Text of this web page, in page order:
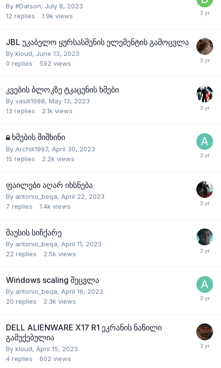
By #Datson, July 8, 2023
12 replies 1.9k views
JBL უკაბელო ყურსასმენის ელემენტის გამოცვლა
By kloud, June 13, 2023
0 replies 592 views
კვების ბლოკზე ტკაცუნის ხმები
By vasili1988, May 13, 2023
13 replies 2.1k views
ხმების შიშხინი
By Archili1997, April 30, 2023
15 replies 2.2k views
ფაილები აღარ იხსნება
By antonio_beqa, April 22, 2023
7 replies 1.4k views
მაუსის სიჩქარე
By antonio_beqa, April 11, 2023
22 replies 2.5k views
Windows scaling შეცვლა
By antonio_beqa, April 16, 2023
20 replies 2.3k views
DELL ALIENWARE X17 R1 ეკრანის ნაწილი
გამუქებულია
By kloud, April 15, 2023
4 replies 602 views